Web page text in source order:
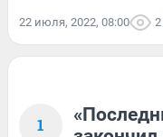
22 июля, 2022, 08:00
1